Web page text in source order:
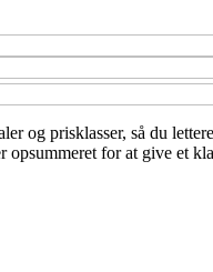
og prisklasser, så du
opsummeret for at give et